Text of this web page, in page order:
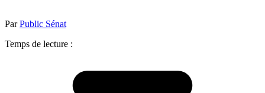
ParPublic Sénat
Temps de lecture :